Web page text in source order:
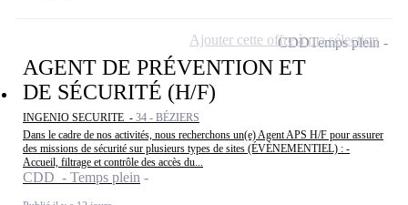
AGENT DE PRÉVENTION ET
DE SÉCURITÉ (H/F)
INGENIO SECURITE - 34 - BÉZIERS
Dans le cadre de nos activités, nous recherchons un(e) Agent APS H/F pour assurer
des missions de sécurité sur plusieurs types de sites (ÉVÈNEMENTIEL) : -
Accueil, filtrage et contrôle des accès du...
CDD - Temps plein
CDDTemps plein
Ajouter cette offre à ma sélection